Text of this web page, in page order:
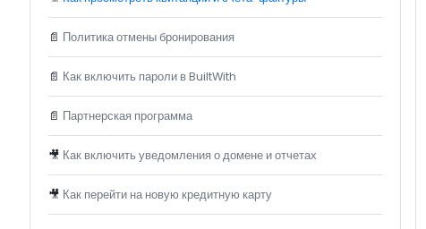
📄 Политика отмены бронирования
📄 Как включить пароли в BuiltWith
📄 Партнерская программа
🎥 Как включить уведомления о домене и отчетах
🎥 Как перейти на новую кредитную карту